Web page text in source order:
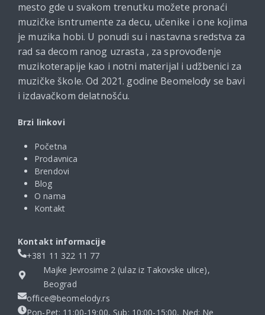
mesto gde u svakom trenutku možete pronaći
muzičke isntrumente za decu, učenike i one kojima
je muzika hobi. U ponudi su i nastavna sredstva za
rad sa decom ranog uzrasta , za sprovođenje
muzikoterapije kao i notni materijal i udžbenici za
muzičke škole. Od 2021. godine Beomelody se bavi
i izdavačkom delatnošću.
Brzi linkovi
Početna
Prodavnica
Brendovi
Blog
O nama
Kontakt
Kontakt informacije
+381 11 322 11 77
Majke Jevrosime 2 (ulaz iz Takovske ulice),
Beograd
office@beomelody.rs
Pon-Pet: 11:00-19:00, Sub: 10:00-15:00, Ned: Ne